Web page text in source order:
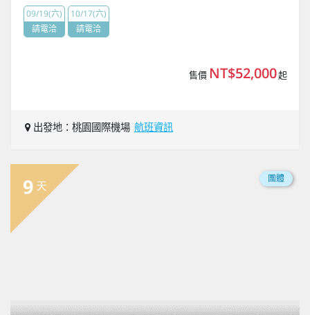
09/19(六)
請電洽
10/17(六)
請電洽
售價 NT$52,000起
出發地：桃園國際機場 航班資訊
9 天
團體